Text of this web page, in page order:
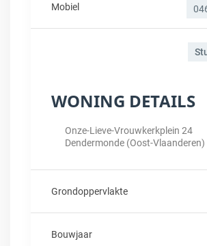
Mobiel
WONING DETAILS
Onze-Lieve-Vrouwkerkplein 24
Dendermonde (Oost-Vlaanderen)
Grondoppervlakte
Bouwjaar